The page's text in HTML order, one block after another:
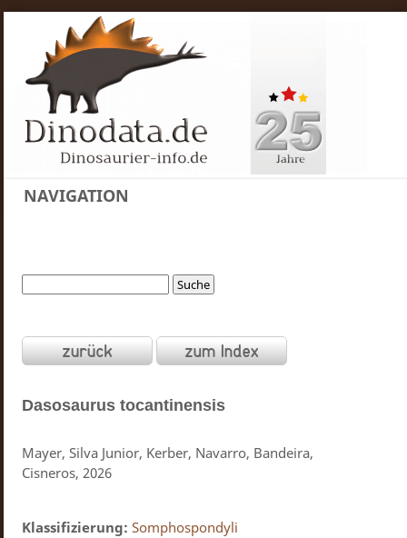
NAVIGATION
Dasosaurus tocantinensis
Mayer, Silva Junior, Kerber, Navarro, Bandeira,
Cisneros, 2026
Klassifizierung: Somphospondyli